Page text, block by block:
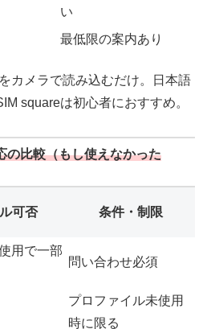
い
最低限の案内あり
カメラで読み込むだけ。日本語
squareは初心者におすすめ。
の比較（もし使えなかった
可否 条件・制限
用で一部
問い合わせ必須
プロファイル未使用
時に限る